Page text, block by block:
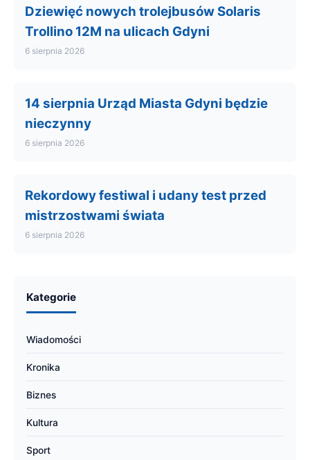
Dziewięć nowych trolejbusów Solaris
Trollino 12M na ulicach Gdyni
6 sierpnia 2026
14 sierpnia Urząd Miasta Gdyni będzie
nieczynny
6 sierpnia 2026
Rekordowy festiwal i udany test przed
mistrzostwami świata
6 sierpnia 2026
Kategorie
Wiadomości
Kronika
Biznes
Kultura
Sport